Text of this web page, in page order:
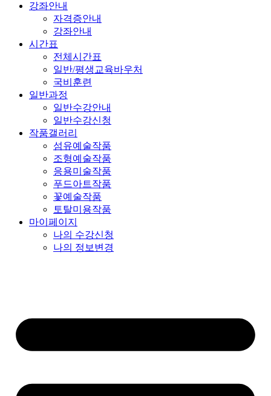
강좌안내
자격증안내
강좌안내
시간표
전체시간표
일반/평생교육바우처
국비훈련
일반과정
일반수강안내
일반수강신청
작품갤러리
섬유예술작품
조형예술작품
응용미술작품
푸드아트작품
꽃예술작품
토탈미용작품
마이페이지
나의 수강신청
나의 정보변경